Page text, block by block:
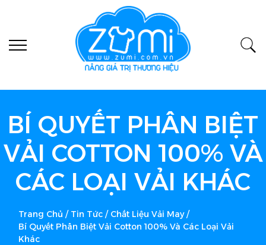
BÍ QUYẾT PHÂN BIỆT
VẢI COTTON 100% VÀ
CÁC LOẠI VẢI KHÁC
Trang Chủ / Tin Tức / Chất Liệu Vải May /
Bí Quyết Phân Biệt Vải Cotton 100% Và Các Loại Vải
Khác